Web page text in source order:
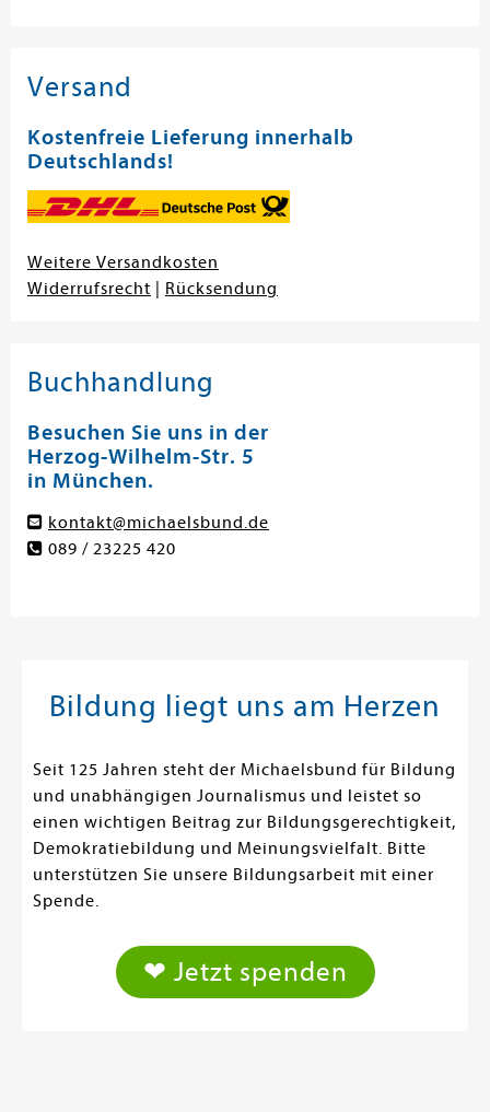
Versand
Kostenfreie Lieferung innerhalb
Deutschlands!
Weitere Versandkosten
Widerrufsrecht
Rücksendung
Buchhandlung
Besuchen Sie uns in der
Herzog-Wilhelm-Str. 5
in München.
kontakt@michaelsbund.de
089 / 23225 420
Bildung liegt uns am Herzen
Seit 125 Jahren steht der Michaelsbund für Bildung
und unabhängigen Journalismus und leistet so
einen wichtigen Beitrag zur Bildungsgerechtigkeit,
Demokratiebildung und Meinungsvielfalt. Bitte
unterstützen Sie unsere Bildungsarbeit mit einer
Spende.
❤ Jetzt spenden